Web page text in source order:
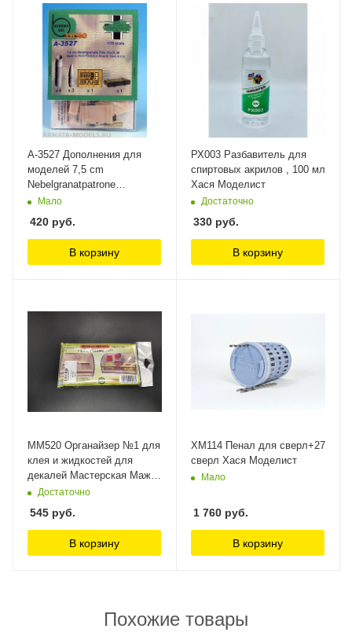
A-3527 Дополнения для
моделей 7,5 cm
Nebelgranatpatrone
Kw.K.40/Stu.K.40 L/43 and
Мало
420 руб.
В корзину
РХ003 Разбавитель для
спиртовых акрилов , 100 мл
Хася Моделист
Достаточно
330 руб.
В корзину
MM520 Органайзер №1 для
клея и жидкостей для
декалей Мастерская Мажор
Моделс
Достаточно
545 руб.
В корзину
ХМ114 Пенал для сверл+27
сверл Хася Моделист
Мало
1 760 руб.
В корзину
Похожие товары